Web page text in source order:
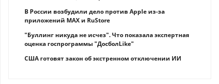
В России возбудили дело против Apple из-за
приложений MAX и RuStore
"Буллинг никуда не исчез". Что показала экспертная
оценка госпрограммы "ДосболLike"
США готовят закон об экстренном отключении ИИ